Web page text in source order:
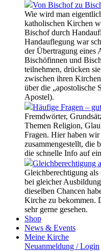
Von Bischof zu
Wie wird man
katholischen Kirchen
Bischof durch
Handauflegung war
der Übertragung eines
Bischöfinnen und
teilnehmen, drücken
zwischen ihren
über die „apostolische
Apostel).
Häufige Fragen –
Fremdwörter,
Themen Religion,
Fragen. Hier haben
zusammengestellt, die
die schnelle Info auf
Gleichberechtigung
Gleichberechtigung als
bei gleicher
dieselben Chancen
Kirche zu bekommen.
sehr gerne gesehen.
Shop
News & Events
Meine Kirche
Neuanmeldung / Login